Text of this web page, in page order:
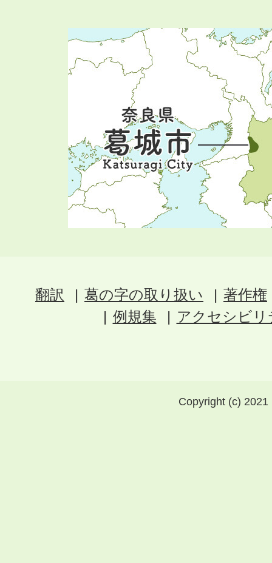
翻訳 葛の字の取り扱い
著作権
例規集
アクセシビ
Copyright (c)